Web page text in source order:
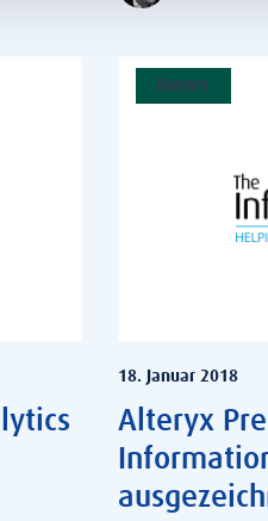
News
18. Januar 2018
Alteryx